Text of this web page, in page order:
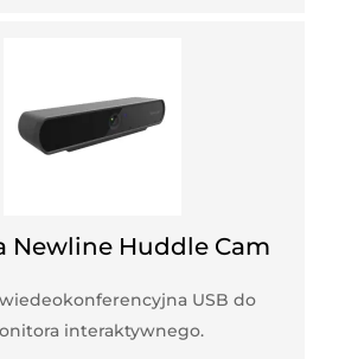
Newline Huddle Cam
USB do
interaktywnego.